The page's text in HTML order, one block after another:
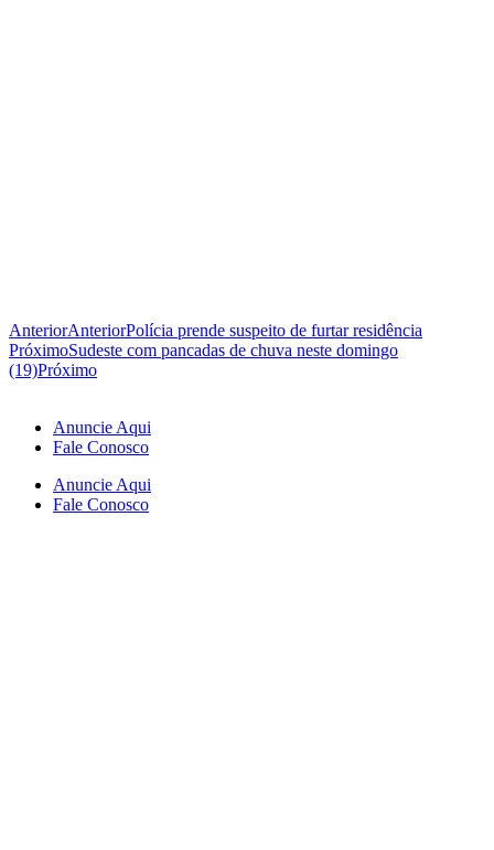
AnteriorAnteriorPolícia prende suspeito de furtar residência
PróximoSudeste com pancadas de chuva neste domingo
(19)Próximo
Anuncie Aqui
Fale Conosco
Anuncie Aqui
Fale Conosco